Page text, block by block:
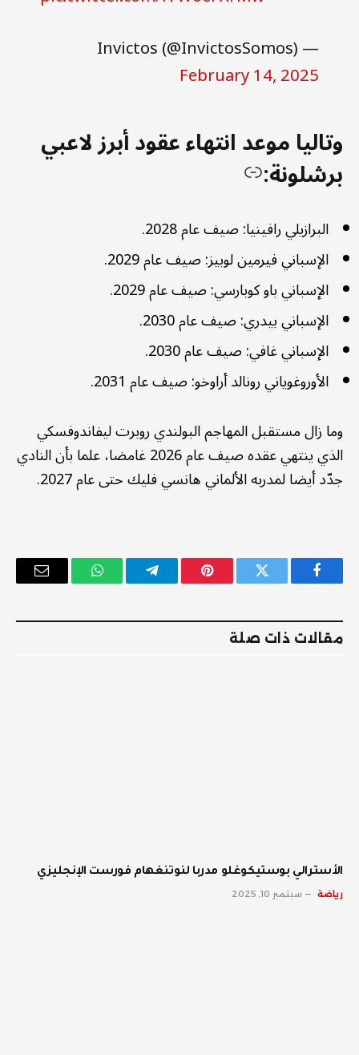
— Invictos (@InvictosSomos)
February 14, 2025
وتاليا موعد انتهاء عقود أبرز لاعبي
برشلونة:
البرازيلي رافينيا: صيف عام 2028.
الإسباني فيرمين لوبيز: صيف عام 2029.
الإسباني باو كوبارسي: صيف عام 2029.
الإسباني بيدري: صيف عام 2030.
الإسباني غافي: صيف عام 2030.
الأوروغوياني رونالد أراوخو: صيف عام 2031.
وما زال مستقبل المهاجم البولندي روبرت ليفاندوفسكي
الذي ينتهي عقده صيف عام 2026 غامضا، علما بأن النادي
جدّد أيضا لمدربه الألماني هانسي فليك حتى عام 2027.
فيسبوك تويتر بينتيريستتيلقرام واتساب
البريد
مقالات ذات صلة
الأسترالي بوستيكوغلو مدربا لنوتنغهام فورست الإنجليزي
رياضة سبتمبر 10, 2025